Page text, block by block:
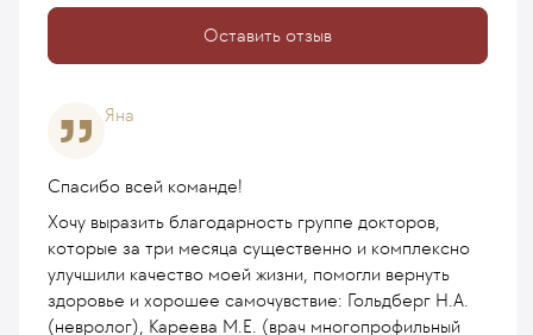
Оставить отзыв
Яна
Спасибо всей команде!
Хочу выразить благодарность группе докторов,
которые за три месяца существенно и комплексно
улучшили качество моей жизни, помогли вернуть
здоровье и хорошее самочувствие: Гольдберг Н.А.
(невролог), Кареева М.Е. (врач многопрофильный